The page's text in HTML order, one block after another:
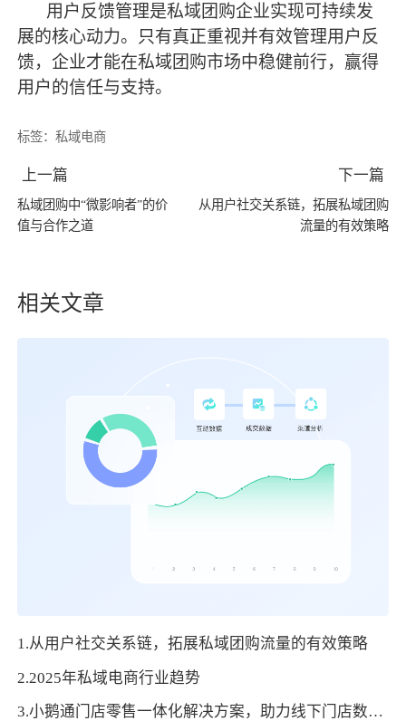
用户反馈管理是私域团购企业实现可持续发
展的核心动力。只有真正重视并有效管理用户反
馈，企业才能在私域团购市场中稳健前行，赢得
用户的信任与支持。
标签：私域电商
上一篇
私域团购中“微影响者”的价
值与合作之道
下一篇
从用户社交关系链，拓展私域团购
流量的有效策略
相关文章
1.从用户社交关系链，拓展私域团购流量的有效策略
2.2025年私域电商行业趋势
3.小鹅通门店零售一体化解决方案，助力线下门店数字化转型！